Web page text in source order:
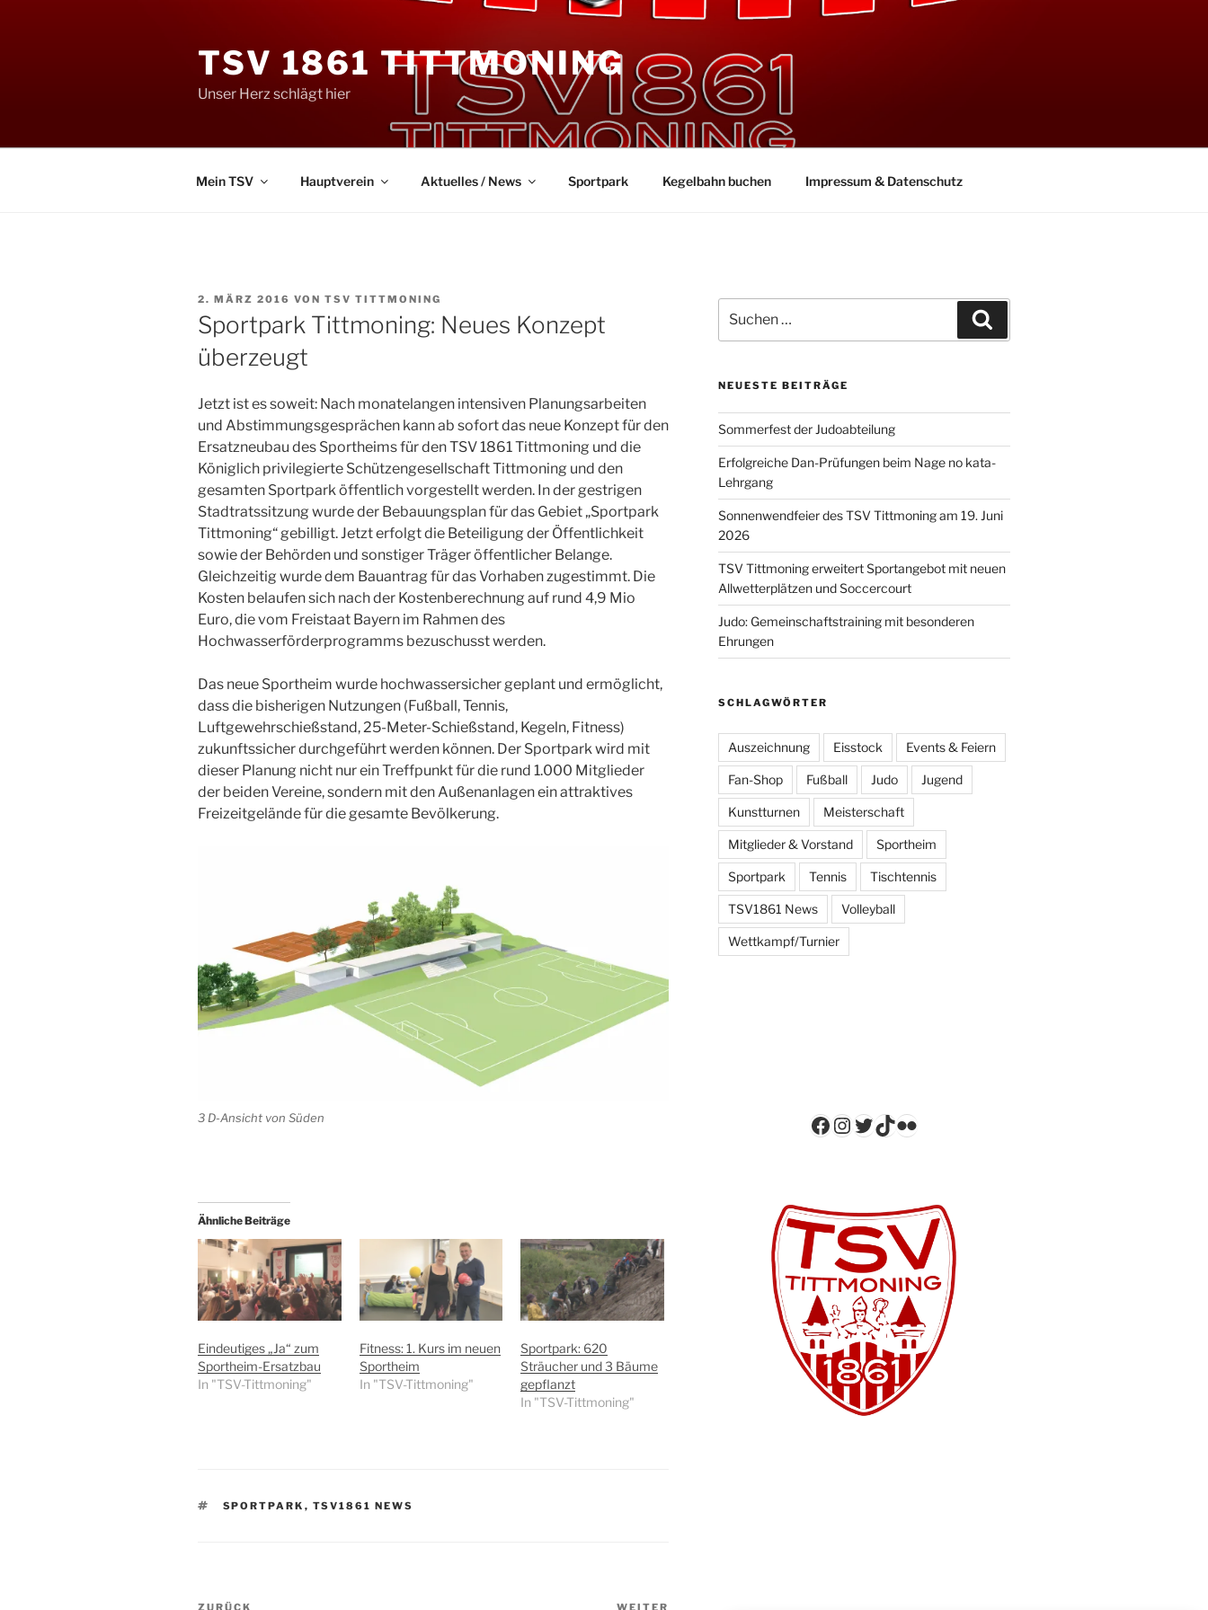
TSV 1861 TITTMONING
Unser Herz schlägt hier
Mein TSV Hauptverein Aktuelles / News Sportpark Kegelbahn buchen Impressum & Datenschutz
VERÖFFENTLICHT
AM
2. MÄRZ 2016 VON TSV TITTMONING
Sportpark Tittmoning: Neues Konzept
überzeugt
Jetzt ist es soweit: Nach monatelangen intensiven Planungsarbeiten
und Abstimmungsgesprächen kann ab sofort das neue Konzept für den
Ersatzneubau des Sportheims für den TSV 1861 Tittmoning und die
Königlich privilegierte Schützengesellschaft Tittmoning und den
gesamten Sportpark öffentlich vorgestellt werden. In der gestrigen
Stadtratssitzung wurde der Bebauungsplan für das Gebiet „Sportpark
Tittmoning“ gebilligt. Jetzt erfolgt die Beteiligung der Öffentlichkeit
sowie der Behörden und sonstiger Träger öffentlicher Belange.
Gleichzeitig wurde dem Bauantrag für das Vorhaben zugestimmt. Die
Kosten belaufen sich nach der Kostenberechnung auf rund 4,9 Mio
Euro, die vom Freistaat Bayern im Rahmen des
Hochwasserförderprogramms bezuschusst werden.
Das neue Sportheim wurde hochwassersicher geplant und ermöglicht,
dass die bisherigen Nutzungen (Fußball, Tennis,
Luftgewehrschießstand, 25-Meter-Schießstand, Kegeln, Fitness)
zukunftssicher durchgeführt werden können. Der Sportpark wird mit
dieser Planung nicht nur ein Treffpunkt für die rund 1.000 Mitglieder
der beiden Vereine, sondern mit den Außenanlagen ein attraktives
Freizeitgelände für die gesamte Bevölkerung.
3 D-Ansicht von Süden
Ähnliche Beiträge
Eindeutiges „Ja“ zum
Sportheim-Ersatzbau
In "TSV-Tittmoning"
Fitness: 1. Kurs im neuen
Sportheim
In "TSV-Tittmoning"
Sportpark: 620
Sträucher und 3 Bäume
gepflanzt
In "TSV-Tittmoning"
SCHLAGWÖRTER
SPORTPARK , TSV1861 NEWS
Beitragsnavigation
ZURÜCK WEITER
nach:
NEUESTE BEITRÄGE
Sommerfest der Judoabteilung
Erfolgreiche Dan-Prüfungen beim Nage no kata-
Lehrgang
Sonnenwendfeier des TSV Tittmoning am 19. Juni
2026
TSV Tittmoning erweitert Sportangebot mit neuen
Allwetterplätzen und Soccercourt
Judo: Gemeinschaftstraining mit besonderen
Ehrungen
SCHLAGWÖRTER
Auszeichnung Eisstock Events & Feiern
Fan-Shop Fußball Judo Jugend
Kunstturnen Meisterschaft
Mitglieder & Vorstand Sportheim
Sportpark Tennis Tischtennis
TSV1861 News Volleyball
Wettkampf/Turnier
Facebook
Instagram
Twitter
TikTok
Flickr